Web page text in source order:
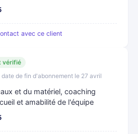
avec ce client
vérifié
de fin d'abonnement le 27 avril
et du matériel, coaching
et amabilité de l'équipe